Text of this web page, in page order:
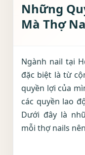
Những
Mà Thợ
Ngành nail tại
đặc biệt là từ
quyền lợi của
các quyền lao
Dưới đây là
mỗi thợ nails